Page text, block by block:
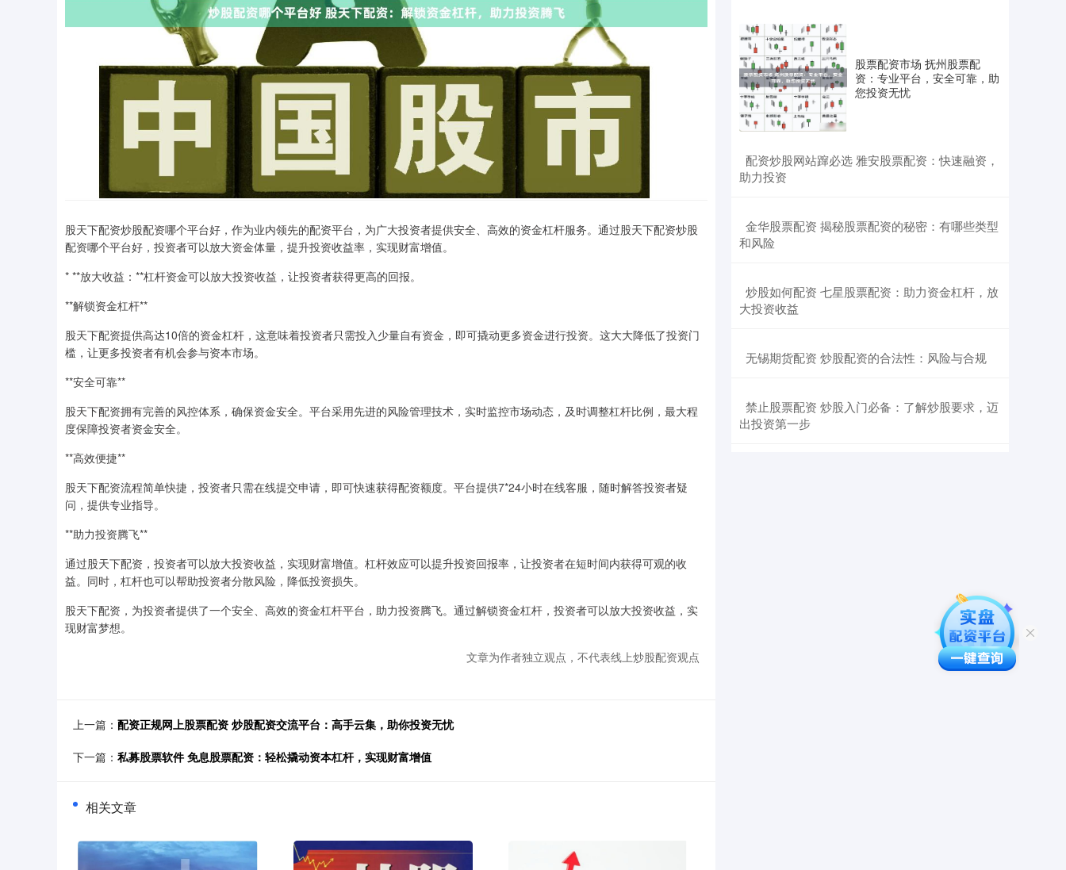
股天下配资炒股配资哪个平台好，作为业内领先的配资平台，为广大投资者提供安全、高效的资金杠杆服务。通过股天下配资炒股
配资哪个平台好，投资者可以放大资金体量，提升投资收益率，实现财富增值。
* **放大收益：**杠杆资金可以放大投资收益，让投资者获得更高的回报。
**解锁资金杠杆**
股天下配资提供高达10倍的资金杠杆，这意味着投资者只需投入少量自有资金，即可撬动更多资金进行投资。这大大降低了投资门
槛，让更多投资者有机会参与资本市场。
**安全可靠**
股天下配资拥有完善的风控体系，确保资金安全。平台采用先进的风险管理技术，实时监控市场动态，及时调整杠杆比例，最大程
度保障投资者资金安全。
**高效便捷**
股天下配资流程简单快捷，投资者只需在线提交申请，即可快速获得配资额度。平台提供7*24小时在线客服，随时解答投资者疑
问，提供专业指导。
**助力投资腾飞**
通过股天下配资，投资者可以放大投资收益，实现财富增值。杠杆效应可以提升投资回报率，让投资者在短时间内获得可观的收
益。同时，杠杆也可以帮助投资者分散风险，降低投资损失。
股天下配资，为投资者提供了一个安全、高效的资金杠杆平台，助力投资腾飞。通过解锁资金杠杆，投资者可以放大投资收益，实
现财富梦想。
文章为作者独立观点，不代表线上炒股配资观点
上一篇： 配资正规网上股票配资 炒股配资交流平台：高手云集，助你投资无忧
下一篇： 私募股票软件 免息股票配资：轻松撬动资本杠杆，实现财富增值
相关文章
股票配资市场 抚州股票配
资：专业平台，安全可靠，助
您投资无忧
​配资炒股网站蹿必选 雅安股票配资：快速融资，
助力投资
​金华股票配资 揭秘股票配资的秘密：有哪些类型
和风险
​炒股如何配资 七星股票配资：助力资金杠杆，放
大投资收益
​无锡期货配资 炒股配资的合法性：风险与合规
​禁止股票配资 炒股入门必备：了解炒股要求，迈
出投资第一步